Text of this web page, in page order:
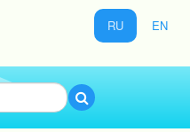
RU EN